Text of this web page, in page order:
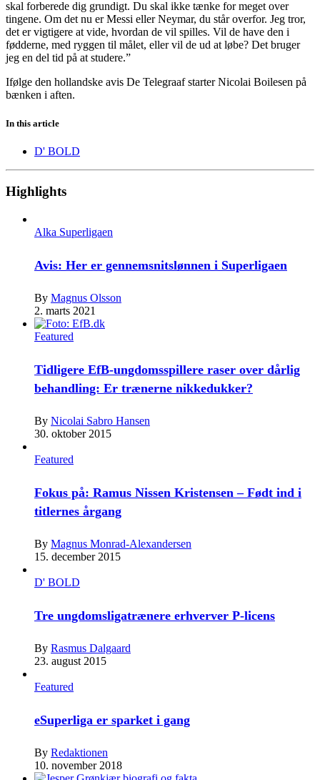
skal forberede dig grundigt. Du skal ikke tænke for meget over
tingene. Om det nu er Messi eller Neymar, du står overfor. Jeg tror,
det er vigtigere at vide, hvordan de vil spilles. Vil de have den i
fødderne, med ryggen til målet, eller vil de ud at løbe? Det bruger
jeg en del tid på at studere.”
Ifølge den hollandske avis De Telegraaf starter Nicolai Boilesen på
bænken i aften.
In this article
D' BOLD
Highlights
Alka Superligaen
Avis: Her er gennemsnitslønnen i Superligaen
By Magnus Olsson
2. marts 2021
Featured
Tidligere EfB-ungdomsspillere raser over dårlig
behandling: Er trænerne nikkedukker?
By Nicolai Sabro Hansen
30. oktober 2015
Featured
Fokus på: Ramus Nissen Kristensen – Født ind i
titlernes årgang
By Magnus Monrad-Alexandersen
15. december 2015
D' BOLD
Tre ungdomsligatrænere erhverver P-licens
By Rasmus Dalgaard
23. august 2015
Featured
eSuperliga er sparket i gang
By Redaktionen
10. november 2018